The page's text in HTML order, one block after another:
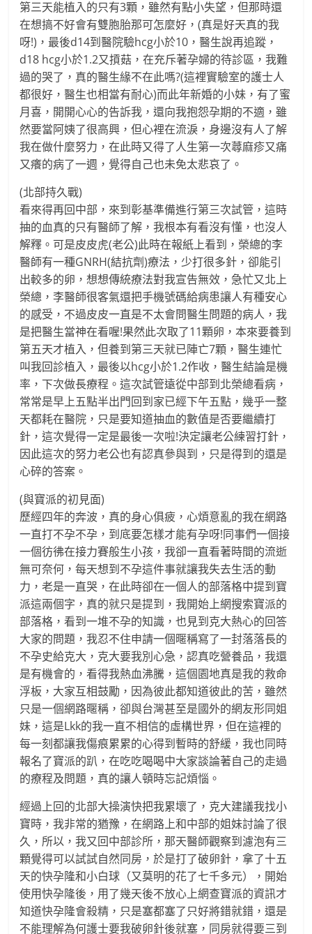
第三天能植入的只有3顆，雖然有點小失望，但那時還
在想搞不好會有雙胞胎那可怎麼好，(真是好天真的我
呀!)，最後d14到醫院驗hcg小於10，醫生說再追蹤，
d18 hcg小於1.2又摃菇，在充斥著孕婦的待診區，我難
過的哭了，真的醫生緣不在此嗎?(這裡實驗室的護士人
都很好，醫生也相當有耐心)而此年新婚的小妹，有了蜜
月喜，開開心心的告訴我，還向我抱怨孕期的不適，雖
然要當阿姨了很高興，但心裡在流淚，身邊沒有人了解
我在做什麼努力，在此時又得了人生第一次蕁麻疹又痛
又癢的病了一週，覺得自己也未免太悲哀了。
(北部持久戰)
看來得再回中部，來到彰基準備進行第三次試管，這時
抽的血真的只有醫師了解，我根本有看沒有懂，也沒人
解釋。可是皮皮虎(老公)此時在報紙上看到，榮總的李
醫師有一種GNRH(結抗劑)療法，少打很多針，卻能引
出較多的卵，想想傳統療法對我宣告無效，急忙又北上
榮總，李醫師很客氣還把手機號碼給病患讓人有種安心
的感受，不過皮皮一直是不太會問醫生問題的病人，我
是把醫生當神在看喔!果然此次取了11顆卵，本來要養到
第五天才植入，但養到第三天就已陣亡7顆，醫生連忙
叫我回診植入，最後以hcg小於1.2作收，醫生結論是機
率，下次做長療程。這次試管遠從中部到北榮總看病，
常常是早上五點半出門回到家已經下午五點，幾乎一整
天都耗在醫院，只是要知道抽血的數值是否要繼續打
針，這次覺得一定是最後一次啦!決定讓老公練習打針，
因此這次的努力老公也有認真參與到，只是得到的還是
心碎的答案。
(與寶派的初見面)
歷經四年的奔波，真的身心俱疲，心煩意亂的我在網路
一直打不孕不孕，到底要怎樣才能有孕呀!同事們一個接
一個彷彿在接力賽般生小孩，我卻一直看著時間的流逝
無可奈何，每天想到不孕這件事就讓我失去生活的動
力，老是一直哭，在此時卻在一個人的部落格中提到寶
派這兩個字，真的就只是提到，我開始上網搜索寶派的
部落格，看到一堆不孕的知識，也見到克大熱心的回答
大家的問題，我忍不住申請一個暱稱寫了一封落落長的
不孕史給克大，克大要我別心急，認真吃營養品，我還
是有機會的，看得我熱血沸騰，這個園地真是我的救命
浮板，大家互相鼓勵，因為彼此都知道彼此的苦，雖然
只是一個網路暱稱，卻與台灣甚至是國外的網友形同姐
妹，這是Lkk的我一直不相信的虛構世界，但在這裡的
每一刻都讓我傷痕累累的心得到暫時的舒緩，我也同時
報名了寶派的趴，在吃吃喝喝中大家談論著自己的走過
的療程及問題，真的讓人頓時忘記煩惱。
經過上回的北部大操演快把我累壞了，克大建議我找小
寶時，我非常的猶豫，在網路上和中部的姐妹討論了很
久，所以，我又回中部診所，那天醫師觀察到濾泡有三
顆覺得可以試試自然同房，於是打了破卵針，拿了十五
天的快孕隆和小白球（又莫明的花了七千多元），開始
使用快孕隆後，用了幾天後不放心上網查寶派的資訊才
知道快孕隆會殺精，只是塞都塞了只好將錯就錯，還是
不能理解為何護士要我破卵針後就塞，同房就得要三到